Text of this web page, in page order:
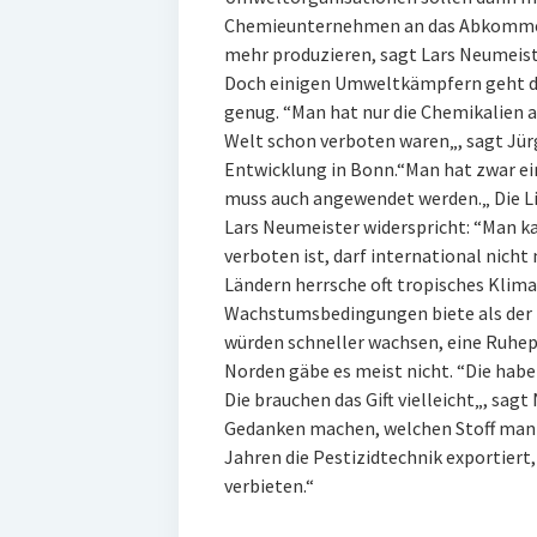
Chemieunternehmen an das
mehr produzieren, sagt Lars
Doch einigen Umweltkämpfern
genug. “Man hat nur die
Welt schon verboten waren„, sagt
Entwicklung in Bonn.“Man hat zwar
muss auch angewendet werden.„ Die
Lars Neumeister widerspricht: “Man
verboten ist, darf international nicht
Ländern herrsche oft tropisches
Wachstumsbedingungen biete als
würden schneller wachsen, eine
Norden gäbe es meist nicht. “Die
Die brauchen das Gift vielleicht„, sagt
Gedanken machen, welchen Stoff
Jahren die Pestizidtechnik
verbieten.“